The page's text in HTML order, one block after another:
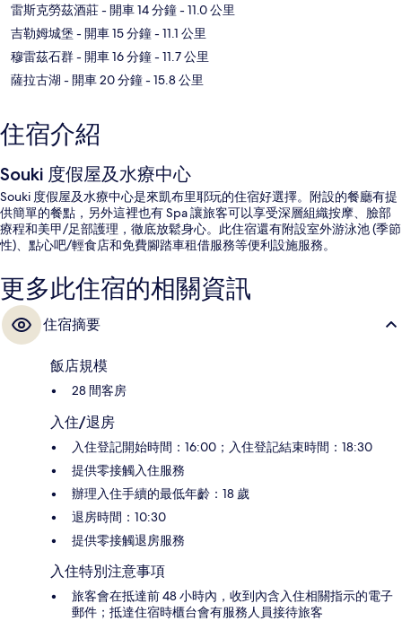
雷斯克勞茲酒莊- 開車 14 分鐘- 11.0 公里
吉勒姆城堡 - 開車 15 分鐘- 11.1 公里
穆雷茲石群- 開車 16 分鐘- 11.7 公里
薩拉古湖 - 開車 20 分鐘- 15.8 公里
住宿介紹
Souki 度假屋及水療中心
Souki 度假屋及水療中心是來凱布里耶玩的住宿好選擇。附設的餐廳有提
供簡單的餐點，另外這裡也有 Spa 讓旅客可以享受深層組織按摩、臉部
療程和美甲/足部護理，徹底放鬆身心。此住宿還有附設室外游泳池 (季節
性)、點心吧/輕食店和免費腳踏車租借服務等便利設施服務。
更多此住宿的相關資訊
住宿摘要
飯店規模
28 間客房
入住/退房
入住登記開始時間：16:00；入住登記結束時間：18:30
提供零接觸入住服務
辦理入住手續的最低年齡：18 歲
退房時間：10:30
提供零接觸退房服務
入住特別注意事項
旅客會在抵達前 48 小時內，收到內含入住相關指示的電子
郵件；抵達住宿時櫃台會有服務人員接待旅客